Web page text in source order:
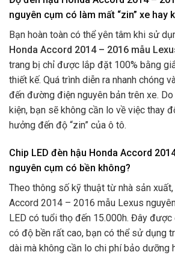
nguyên cụm có làm mất “zin” xe hay
Bạn hoàn toàn có thể yên tâm khi sử
Honda Accord 2014 – 2016 mẫu
trang bị chỉ được lắp đặt 100% bằng
thiết kế. Quá trình diễn ra nhanh chóng
đến đường điện nguyên bản trên xe.
kiện, bạn sẽ không cần lo về việc thay
hưởng đến độ “zin” của ô tô.
Chip LED đèn hậu Honda Accord
nguyên cụm có bền không?
Theo thông số kỹ thuật từ nhà sản
Accord 2014 – 2016 mẫu Lexus
LED có tuổi thọ đến 15.000h. Đây
có độ bền rất cao, bạn có thể sử dụng
dài mà không cần lo chi phí bảo dưỡng